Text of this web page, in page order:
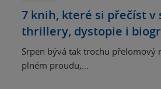
7 knih, které si přečíst v
thrillery, dystopie i
Srpen bývá tak trochu přelomový
plném proudu,...